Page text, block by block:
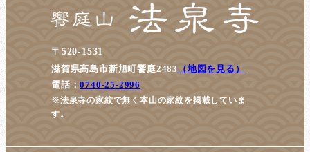
〒520-1531
滋賀県高島市新旭町饗庭2483
（地図を見る）
電話：0740-25-2996
※法泉寺の家紋で無く本山の家紋を掲載していま
す。